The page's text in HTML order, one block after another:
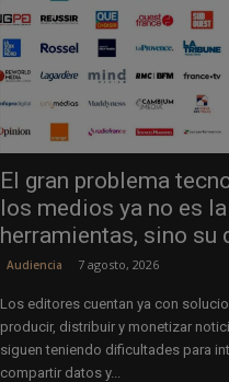
El gran problema
los medios ya no es
herramientas, sino su
Audiencia 7 agosto, 2026
Los editores cuentan ya con
producir, distribuir y monetizar
siguen teniendo dificultades para
compartir datos y...